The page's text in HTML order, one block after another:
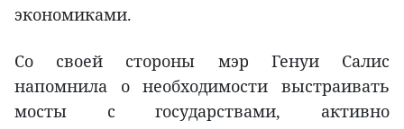
экономиками.
Со своей стороны мэр Генуи Салис
напомнила о необходимости выстраивать
мосты с государствами, активно